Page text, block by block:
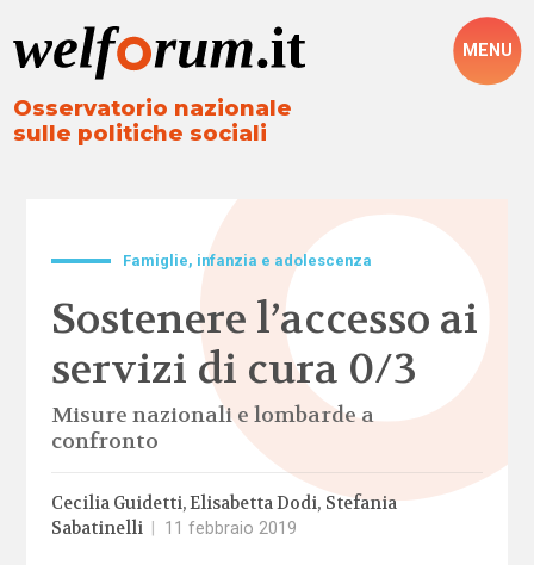
Osservatorio nazionale
sulle politiche sociali
MENU
Famiglie, infanzia e adolescenza
Sostenere l’accesso ai
servizi di cura 0/3
Misure nazionali e lombarde a
confronto
Cecilia Guidetti Elisabetta Dodi Stefania
Sabatinelli
11 febbraio 2019